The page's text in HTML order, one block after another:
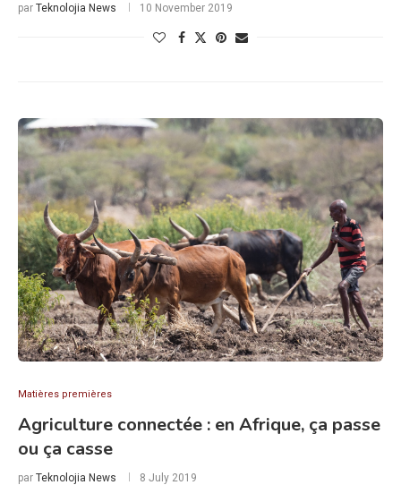
par Teknolojia News 10 November 2019
Matières premières
Agriculture connectée : en Afrique, ça passe
ou ça casse
par Teknolojia News 8 July 2019